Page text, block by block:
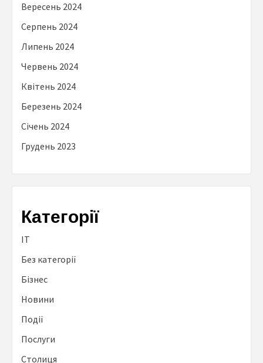
Вересень 2024
Серпень 2024
Липень 2024
Червень 2024
Квітень 2024
Березень 2024
Січень 2024
Грудень 2023
Категорії
IT
Без категорії
Бізнес
Новини
Події
Послуги
Столиця